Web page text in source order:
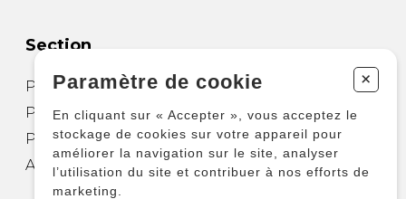
Section
Partitions pour guitare
Partitions pour autres instruments
Partitions pour ensembles
Autres produits
Paramètre de cookie +
En cliquant sur « Accepter », vous acceptez le
stockage de cookies sur votre appareil pour
améliorer la navigation sur le site, analyser
l’utilisation du site et contribuer à nos efforts de
marketing.